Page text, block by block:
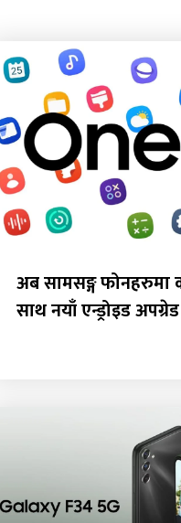
अब सामसङ्ग फोनहरुमा
साथ नयाँ एन्ड्रोइड